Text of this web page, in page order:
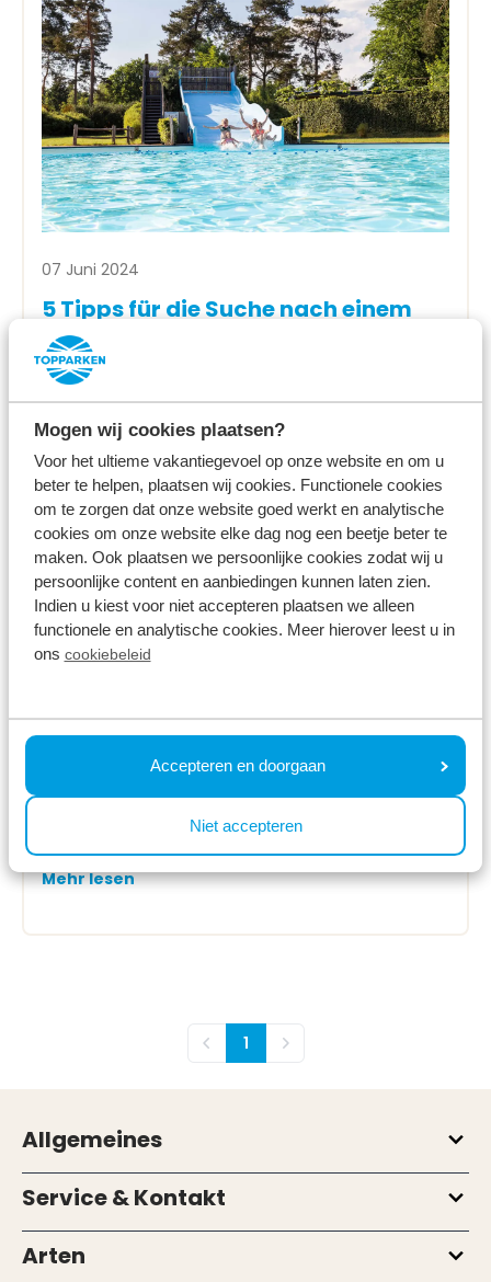
Mogen wij cookies plaatsen?
Voor het ultieme vakantiegevoel op onze website en om u
beter te helpen, plaatsen wij cookies. Functionele cookies
om te zorgen dat onze website goed werkt en analytische
cookies om onze website elke dag nog een beetje beter te
maken. Ook plaatsen we persoonlijke cookies zodat wij u
persoonlijke content en aanbiedingen kunnen laten zien.
Indien u kiest voor niet accepteren plaatsen we alleen
functionele en analytische cookies. Meer hierover leest u in
ons cookiebeleid
Accepteren en doorgaan
Niet accepteren
07 Juni 2024
5 Tipps für die Suche nach einem
Ferienpark für die Sommerferien
Mehr lesen
01 Februar 2022
Sommerurlaub nicht fehlen darf
Mehr lesen
Vorherige
1 Nächste
Allgemeines
Service & Kontakt
Arten